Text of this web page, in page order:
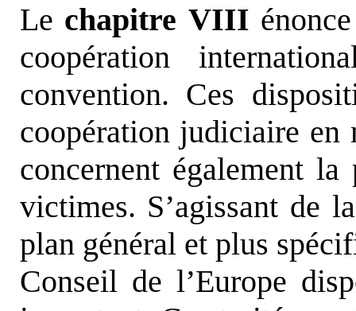
Le chapitre VIII
coopération
convention. Ces
coopération judiciaire
concernent également la
victimes. S’agissant de
plan général et plus
Conseil de l’Europe